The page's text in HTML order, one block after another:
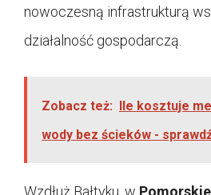
nowoczesną infrastrukturą
działalność gospodarczą.
Zobacz też: Ile kosztuje
wody bez ścieków -
Wzdłuż Bałtyku, w